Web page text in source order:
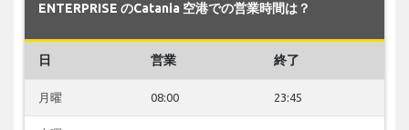
ENTERPRISE のCatania 空港での営業時間は？
日 営業 終了
月曜 08:00 23:45